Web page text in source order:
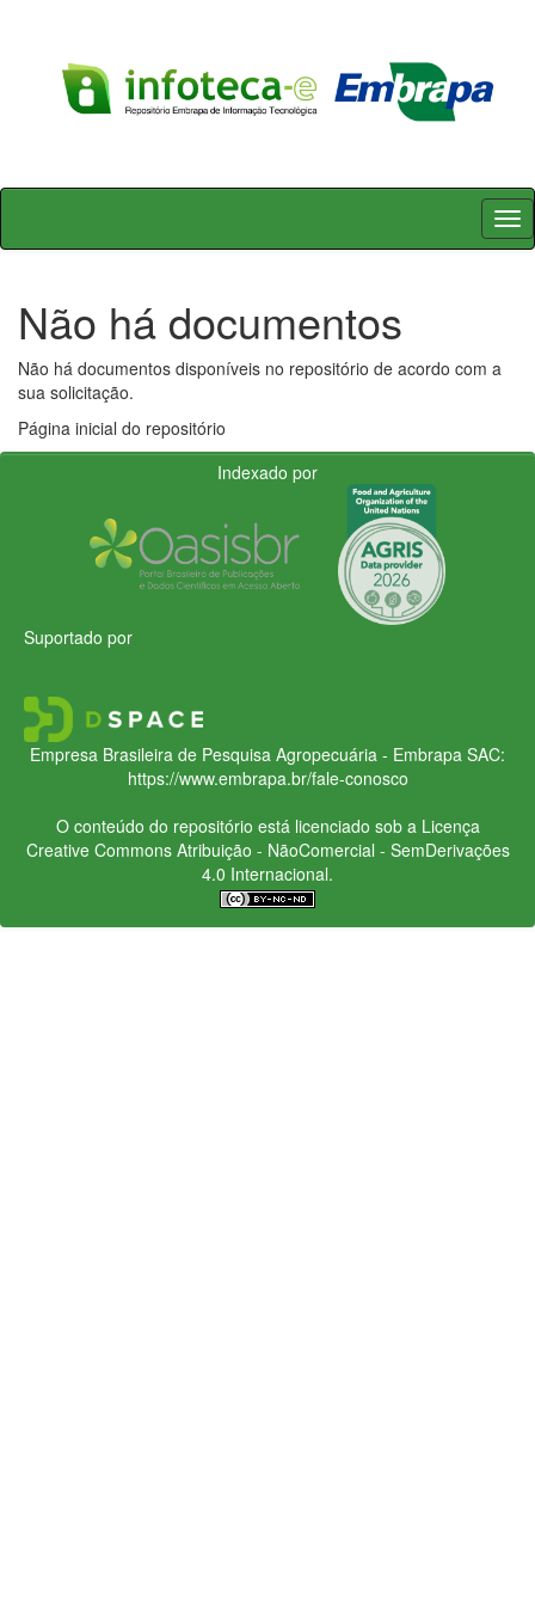
Skip
Não há documentos
Não há documentos disponíveis no repositório de acordo com a
sua solicitação.
Página inicial do repositório
Indexado por
Suportado por
Empresa Brasileira de Pesquisa Agropecuária - Embrapa SAC:
https://www.embrapa.br/fale-conosco
O conteúdo do repositório está licenciado sob a Licença
Creative CommonsAtribuição - NãoComercial - SemDerivações
4.0 Internacional.